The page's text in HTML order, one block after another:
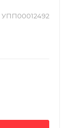
УПП00012492